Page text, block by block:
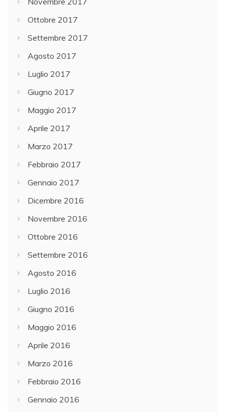
Ottobre 2017
Settembre 2017
Agosto 2017
Luglio 2017
Giugno 2017
Maggio 2017
Aprile 2017
Marzo 2017
Febbraio 2017
Gennaio 2017
Dicembre 2016
Novembre 2016
Ottobre 2016
Settembre 2016
Agosto 2016
Luglio 2016
Giugno 2016
Maggio 2016
Aprile 2016
Marzo 2016
Febbraio 2016
Gennaio 2016